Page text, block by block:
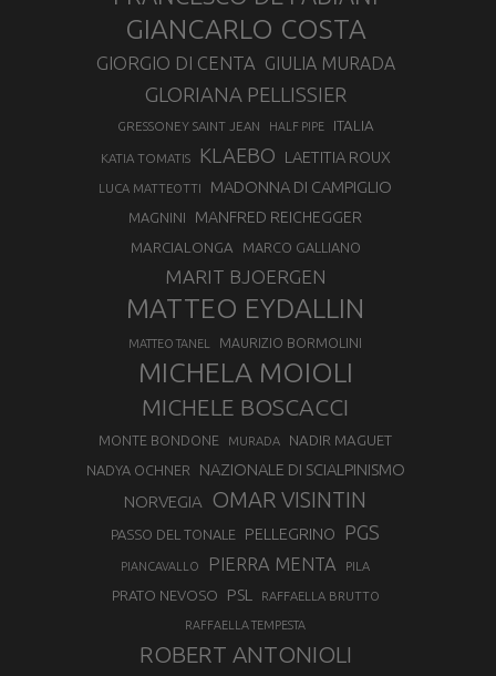
GIANCARLO COSTA
GIORGIO DI CENTA GIULIA MURADA
GLORIANA PELLISSIER
GRESSONEY SAINT JEAN HALF PIPE ITALIA
KATIA TOMATIS KLAEBO LAETITIA ROUX
LUCA MATTEOTTI MADONNA DI CAMPIGLIO
MAGNINI MANFRED REICHEGGER
MARCIALONGA MARCO GALLIANO
MARIT BJOERGEN
MATTEO EYDALLIN
MATTEO TANEL MAURIZIO BORMOLINI
MICHELA MOIOLI
MICHELE BOSCACCI
MONTE BONDONE MURADA NADIR MAGUET
NADYA OCHNER
NAZIONALE DI SCIALPINISMO
NORVEGIA
OMAR VISINTIN
PASSO DEL TONALE PELLEGRINO PGS
PIANCAVALLO PIERRA MENTA PILA
PRATO NEVOSO PSL RAFFAELLA BRUTTO
RAFFAELLA TEMPESTA
ROBERT ANTONIOLI